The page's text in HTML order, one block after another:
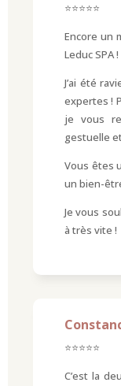
⭐⭐⭐⭐⭐
Encore un
Leduc SPA !
J’ai été
expertes !
je vous
gestuelle
Vous êtes
un bien-
Je vous
à très vite !
⭐⭐⭐⭐⭐
C’est la